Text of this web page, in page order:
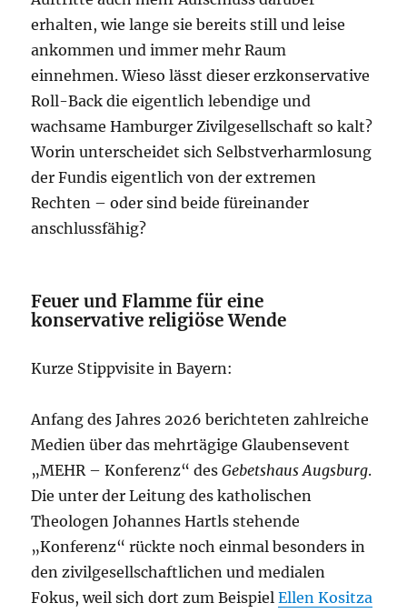
erhalten, wie lange sie bereits still und leise
ankommen und immer mehr Raum
einnehmen. Wieso lässt dieser erzkonservative
Roll-Back die eigentlich lebendige und
wachsame Hamburger Zivilgesellschaft so kalt?
Worin unterscheidet sich Selbstverharmlosung
der Fundis eigentlich von der extremen
Rechten – oder sind beide füreinander
anschlussfähig?
Feuer und Flamme für eine
konservative religiöse Wende
Kurze Stippvisite in Bayern:
Anfang des Jahres 2026 berichteten zahlreiche
Medien über das mehrtägige Glaubensevent
„MEHR – Konferenz“ desGebetshaus Augsburg.
Die unter der Leitung des katholischen
Theologen Johannes Hartls stehende
„Konferenz“ rückte noch einmal besonders in
den zivilgesellschaftlichen und medialen
Fokus, weil sich dort zum BeispielEllen Kositza